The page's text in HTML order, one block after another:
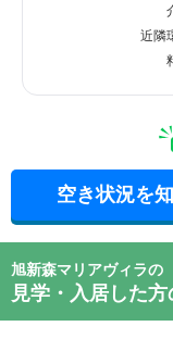
近隣
空き状況を
旭新森マリアヴィラの
見学・入居した